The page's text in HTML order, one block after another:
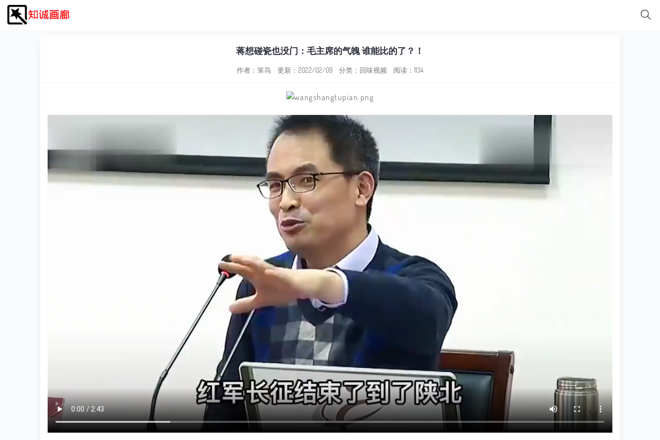
蒋想碰瓷也没门：毛主席的气魄 谁能比的了？！
作者：笨鸟 更新：2022/02/09 分类： 回味视频 阅读：1134